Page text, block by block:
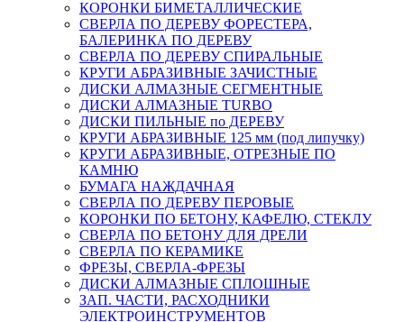
КОРОНКИ БИМЕТАЛЛИЧЕСКИЕ
СВЕРЛА ПО ДЕРЕВУ ФОРЕСТЕРА,
БАЛЕРИНКА ПО ДЕРЕВУ
СВЕРЛА ПО ДЕРЕВУ СПИРАЛЬНЫЕ
КРУГИ АБРАЗИВНЫЕ ЗАЧИСТНЫЕ
ДИСКИ АЛМАЗНЫЕ СЕГМЕНТНЫЕ
ДИСКИ АЛМАЗНЫЕ TURBO
ДИСКИ ПИЛЬНЫЕ по ДЕРЕВУ
КРУГИ АБРАЗИВНЫЕ 125 мм (под липучку)
КРУГИ АБРАЗИВНЫЕ, ОТРЕЗНЫЕ ПО
КАМНЮ
БУМАГА НАЖДАЧНАЯ
СВЕРЛА ПО ДЕРЕВУ ПЕРОВЫЕ
КОРОНКИ ПО БЕТОНУ, КАФЕЛЮ, СТЕКЛУ
СВЕРЛА ПО БЕТОНУ ДЛЯ ДРЕЛИ
СВЕРЛА ПО КЕРАМИКЕ
ФРЕЗЫ, СВЕРЛА-ФРЕЗЫ
ДИСКИ АЛМАЗНЫЕ СПЛОШНЫЕ
ЗАП. ЧАСТИ, РАСХОДНИКИ
ЭЛЕКТРОИНСТРУМЕНТОВ